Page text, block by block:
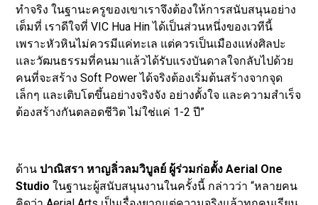
ทำจริง ในฐานะครูของเขาเราจึงต้องให้การสนับสนุนอย่าง
เต็มที่ เราดีใจที่ VIC Hua Hin ได้เป็นส่วนหนึ่งของเวทีนี้
เพราะหัวหินไม่ควรมีแค่ทะเล แต่ควรเป็นเมืองแห่งศิลปะ
และวัฒนธรรมที่คนมาแล้วได้รับแรงบันดาลใจกลับไปด้วย
คนที่จะสร้าง Soft Power ได้จริงต้องเริ่มต้นสร้างจากจุด
เล็กๆ และเติบโตขึ้นอย่างจริงจัง อย่างตั้งใจ และความสำเร็จ
ต้องสร้างกันตลอดชีวิต ไม่ใช่แค่ 1-2 ปี”
ด้านปาณิสรา หาญลิ่วลมวิบูลย์ ผู้ร่วมก่อตั้ง Aerial One
Studio ในฐานะผู้สนับสนุนงานในครั้งนี้ กล่าวว่า “หลายคน